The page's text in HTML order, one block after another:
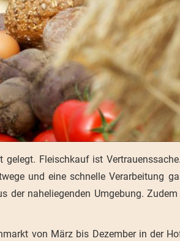
Fleischkauf ist
und eine schnelle Verarbeitung
der naheliegenden Umgebung. Zudem
von März bis Dezember in der